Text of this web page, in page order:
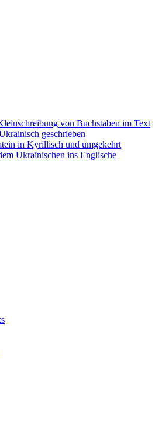
von Buchstaben im Text
geschrieben
in Kyrillisch und umgekehrt
Ukrainischen ins Englische